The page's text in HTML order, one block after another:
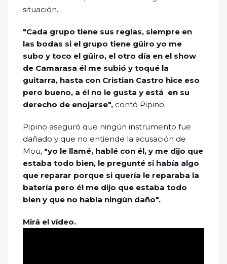
situación.
"Cada grupo tiene sus reglas, siempre en
las bodas si el grupo tiene güiro yo me
subo y toco el güiro, el otro día en el show
de Camarasa él me subió y toqué la
guitarra, hasta con Cristian Castro hice eso
pero bueno, a él no le gusta y está en su
derecho de enojarse", contó Pipino.
Pipino aseguró que ningún instrumento fue
dañado y que no entiende la acusación de
Mou, "yo le llamé, hablé con él, y me dijo que
estaba todo bien, le pregunté si había algo
que reparar porque si quería le reparaba la
batería pero él me dijo que estaba todo
bien y que no había ningún daño".
Mirá el vídeo.